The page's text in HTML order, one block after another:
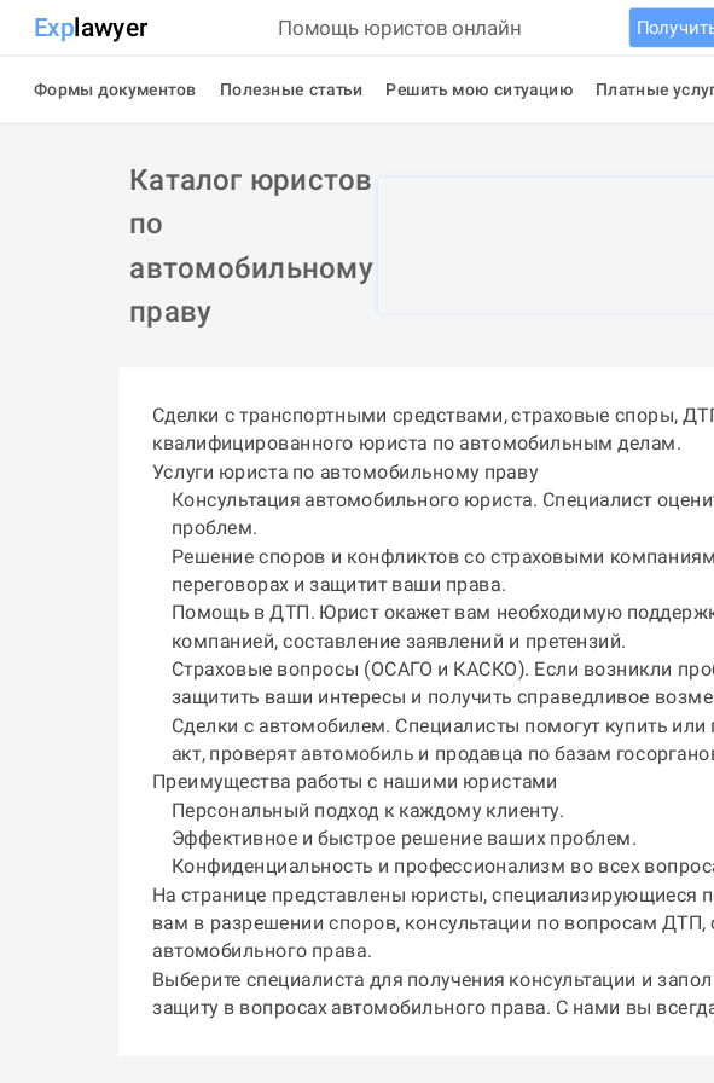
Explawyer Помощь юристов онлайн
Формы документов Полезные статьи Решить мою ситуацию Платные
Каталог юристов
по
автомобильному
праву
Сделки с транспортными средствами, страховые споры,
квалифицированного юриста по автомобильным делам.
Услуги юриста по автомобильному праву
Консультация автомобильного юриста. Специалист
проблем.
Решение споров и конфликтов со страховыми
переговорах и защитит ваши права.
Помощь в ДТП. Юрист окажет вам необходимую
компанией, составление заявлений и претензий.
Страховые вопросы (ОСАГО и КАСКО). Если возникли
защитить ваши интересы и получить справедливое
Сделки с автомобилем. Специалисты помогут купить
акт, проверят автомобиль и продавца по базам
Преимущества работы с нашими юристами
Персональный подход к каждому клиенту.
Эффективное и быстрое решение ваших проблем.
Конфиденциальность и профессионализм во всех
На странице представлены юристы, специализирующиеся
вам в разрешении споров, консультации по вопросам
автомобильного права.
Выберите специалиста для получения консультации и
защиту в вопросах автомобильного права. С нами вы